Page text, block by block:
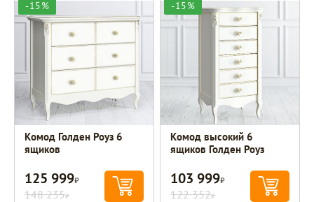
-15%
Комод Голден Роуз 6
ящиков
125 999Р
148 235Р
-15%
Комод высокий 6
ящиков Голден Роуз
103 999Р
122 352Р